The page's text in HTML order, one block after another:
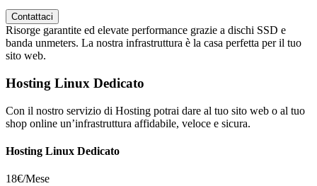
Contattaci
Risorge garantite ed elevate performance grazie a dischi SSD e
banda unmeters. La nostra infrastruttura è la casa perfetta per il tuo
sito web.
Hosting Linux Dedicato
Con il nostro servizio di Hosting potrai dare al tuo sito web o al tuo
shop online un’infrastruttura affidabile, veloce e sicura.
Hosting Linux Dedicato
18€/Mese